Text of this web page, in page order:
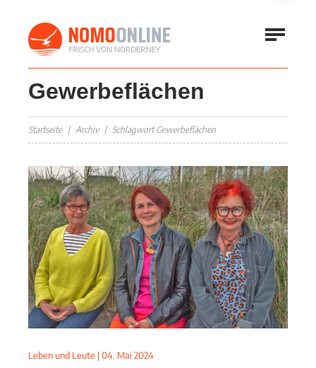
Gewerbeflächen
Startseite Archiv Schlagwort Gewerbeflächen
Leben und Leute | 04. Mai 2024